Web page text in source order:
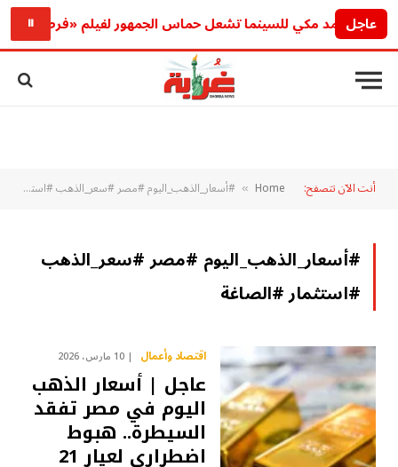
عاجل
عودة أحمد مكي للسينما تشعل حماس الجمهور لفيلم «فرصة ⏸
أنت الآن تتصفح: Home
» #أسعار_الذهب_اليوم #مصر #سعر_الذهب #استثمار #الصاغة
#أسعار_الذهب_اليوم #مصر #سعر_الذهب
#استثمار #الصاغة
اقتصاد وأعمال 10 مارس، 2026
عاجل | أسعار الذهب
اليوم في مصر تفقد
السيطرة.. هبوط
اضطراري لعيار 21